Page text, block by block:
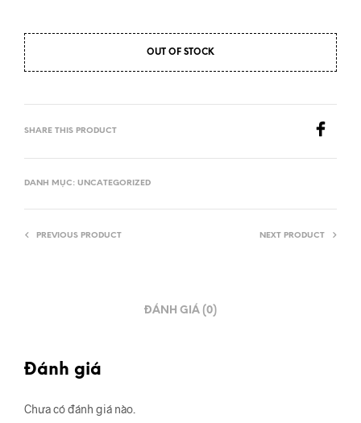
OUT OF STOCK
SHARE THIS PRODUCT
DANH MỤC: UNCATEGORIZED
PREVIOUS PRODUCT NEXT PRODUCT
ĐÁNH GIÁ (0)
Đánh giá
Chưa có đánh giá nào.